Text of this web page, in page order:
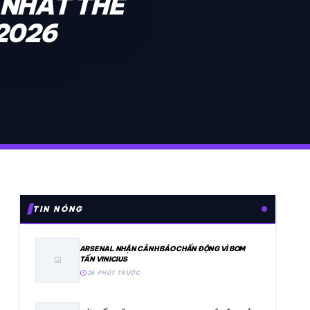
TIN NÓNG
image
ARSENAL NHẬN CẢNH BÁO CHẤN ĐỘNG VÌ BOM
TẤN VINICIUS
schedule26 PHÚT TRƯỚC